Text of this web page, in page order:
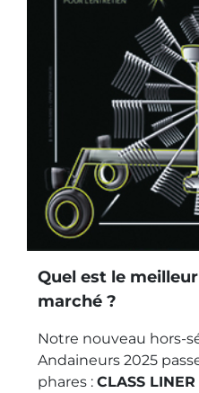
Quel est le
marché ?
Notre nouveau hors-
Andaineurs 2025
phares : CLASS